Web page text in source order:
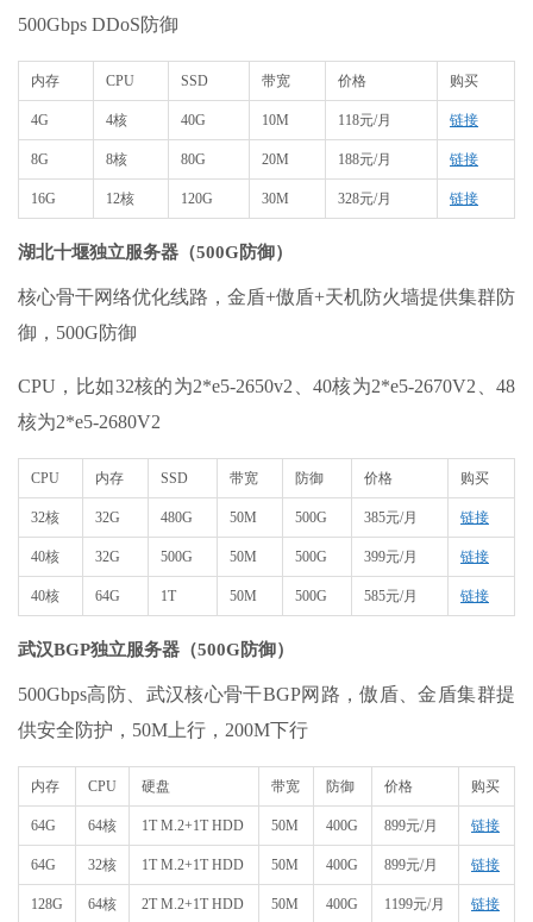
500Gbps DDoS防御
内存 CPU SSD 带宽 价格 购买
4G 4核 40G 10M 118元/月 链接
8G 8核 80G 20M 188元/月 链接
16G 12核 120G 30M 328元/月 链接
湖北十堰独立服务器（500G防御）
核心骨干网络优化线路，金盾+傲盾+天机防火墙提供集群防
御，500G防御
CPU，比如32核的为2*e5-2650v2、40核为2*e5-2670V2、48
核为2*e5-2680V2
CPU 内存 SSD 带宽 防御 价格 购买
32核 32G 480G 50M 500G 385元/月 链接
40核 32G 500G 50M 500G 399元/月 链接
40核 64G 1T 50M 500G 585元/月 链接
武汉BGP独立服务器（500G防御）
500Gbps高防、武汉核心骨干BGP网路，傲盾、金盾集群提
供安全防护，50M上行，200M下行
内存 CPU 硬盘 带宽 防御 价格 购买
64G 64核 1T M.2+1T HDD 50M 400G 899元/月 链接
64G 32核 1T M.2+1T HDD 50M 400G 899元/月 链接
128G 64核 2T M.2+1T HDD 50M 400G 1199元/月 链接